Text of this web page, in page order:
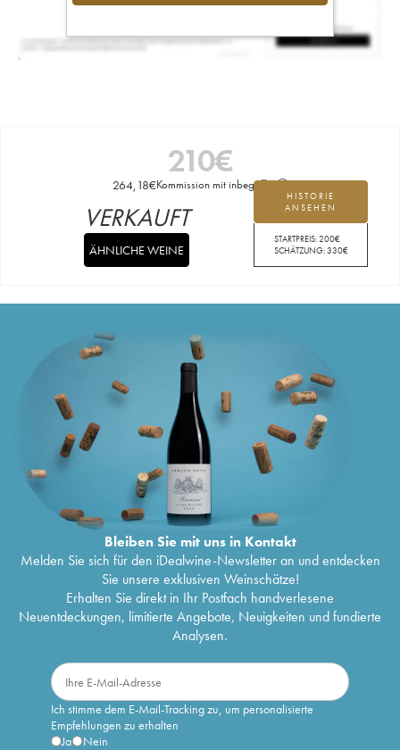
210€
264,18€Kommission mit inbegriffen
HISTORIE
ANSEHEN
STARTPREIS:200€
SCHÄTZUNG:330€
VERKAUFT
ÄHNLICHE WEINE
Bleiben Sie mit uns in Kontakt
Melden Sie sich für den iDealwine-Newsletter an und entdecken
Sie unsere exklusiven Weinschätze!
Erhalten Sie direkt in Ihr Postfach handverlesene
Neuentdeckungen, limitierte Angebote, Neuigkeiten und fundierte
Analysen.
Ich stimme dem E-Mail-Tracking zu, um personalisierte
Empfehlungen zu erhalten
Ja
Nein